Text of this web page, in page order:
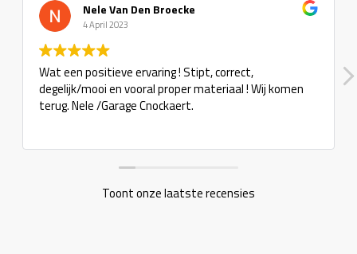
Nele Van Den Broecke
4 April 2023
Wat een positieve ervaring ! Stipt, correct,
degelijk/mooi en vooral proper materiaal ! Wij komen
terug. Nele /Garage Cnockaert.
Toont onze laatste recensies